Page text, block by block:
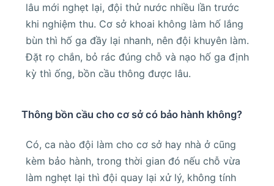
lâu mới nghẹt lại, đội thử nước nhiều lần trước
khi nghiệm thu. Cơ sở khoai không làm hố lắng
bùn thì hố ga đầy lại nhanh, nên đội khuyên làm.
Đặt rọ chắn, bỏ rác đúng chỗ và nạo hố ga định
kỳ thì ống, bồn cầu thông được lâu.
Thông bồn cầu cho cơ sở có bảo hành không?
Có, ca nào đội làm cho cơ sở hay nhà ở cũng
kèm bảo hành, trong thời gian đó nếu chỗ vừa
làm nghẹt lại thì đội quay lại xử lý, không tính